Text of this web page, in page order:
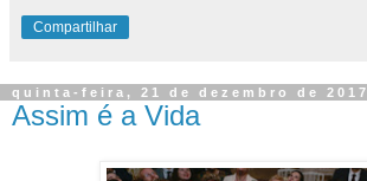
Compartilhar
quinta-feira, 21 de dezembro de 2017
Assim é a Vida